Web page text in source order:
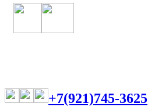
+7(921)745-3625